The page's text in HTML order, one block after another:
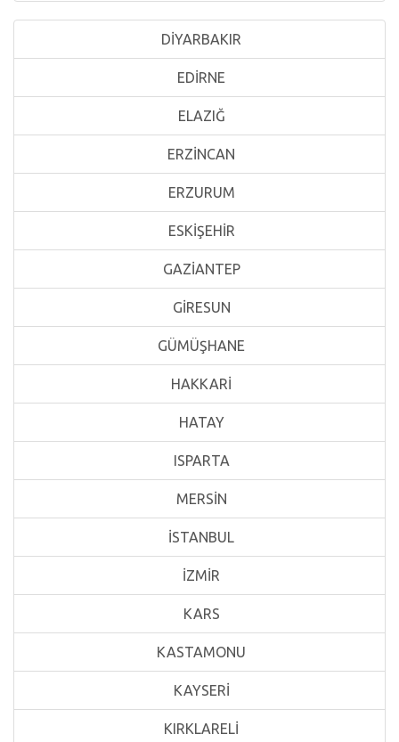
DİYARBAKIR
EDİRNE
ELAZIĞ
ERZİNCAN
ERZURUM
ESKİŞEHİR
GAZİANTEP
GİRESUN
GÜMÜŞHANE
HAKKARİ
HATAY
ISPARTA
MERSİN
İSTANBUL
İZMİR
KARS
KASTAMONU
KAYSERİ
KIRKLARELİ